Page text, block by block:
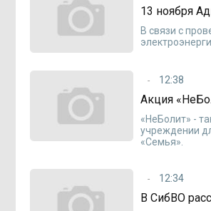
13 ноября
В связи с
12:38
Акция
«НеБолит» -
учреждении
«Семья».
12:34
В СибВО